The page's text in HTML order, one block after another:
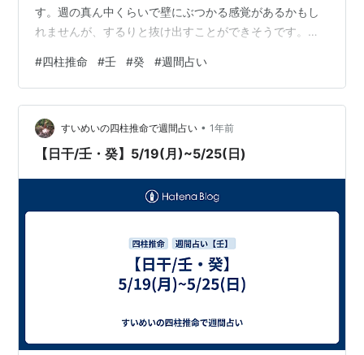
す。週の真ん中くらいで壁にぶつかる感覚があるかもし
れませんが、するりと抜け出すことができそうです。状
地固まる、の週。 自分の行いが人を助けていたり、トラ
ブルを未然に防いでいた。今週は、そんな風に後から振
り返ると「私、いい仕事したな」と感じることがありそ
うです。成り行きに身を任せつつ行動できる時。
#四柱推命 #壬 #癸 #週間占い
すいめいの四柱推命で週間占い • 1年前
【日干/壬・癸】5/19(月)~5/25(日)